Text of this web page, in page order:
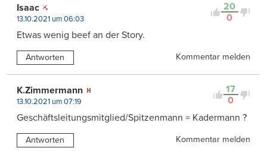
20
0
Isaac
13.10.2021 um 06:03
Etwas wenig beef an der Story.
Antworten Kommentar melden
17
0
K.Zimmermann
13.10.2021 um 07:19
Geschäftsleitungsmitglied/Spitzenmann = Kadermann ?
Antworten Kommentar melden